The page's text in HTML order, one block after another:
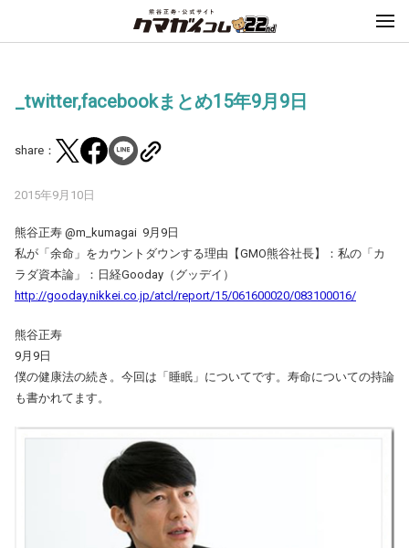
_twitter,facebookまとめ15年9月9日
share：
2015年9月10日
熊谷正寿 ‏@m_kumagai 9月9日
私が「余命」をカウントダウンする理由【GMO熊谷社長】：私の「カ
ラダ資本論」：日経Gooday（グッデイ）
http://gooday.nikkei.co.jp/atcl/report/15/061600020/083100016/
熊谷正寿
9月9日
僕の健康法の続き。今回は「睡眠」についてです。寿命についての持論
も書かれてます。